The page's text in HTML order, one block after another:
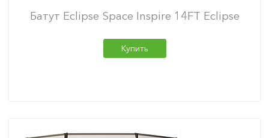
Батут Eclipse Space Inspire 14FT Eclipse
Купить